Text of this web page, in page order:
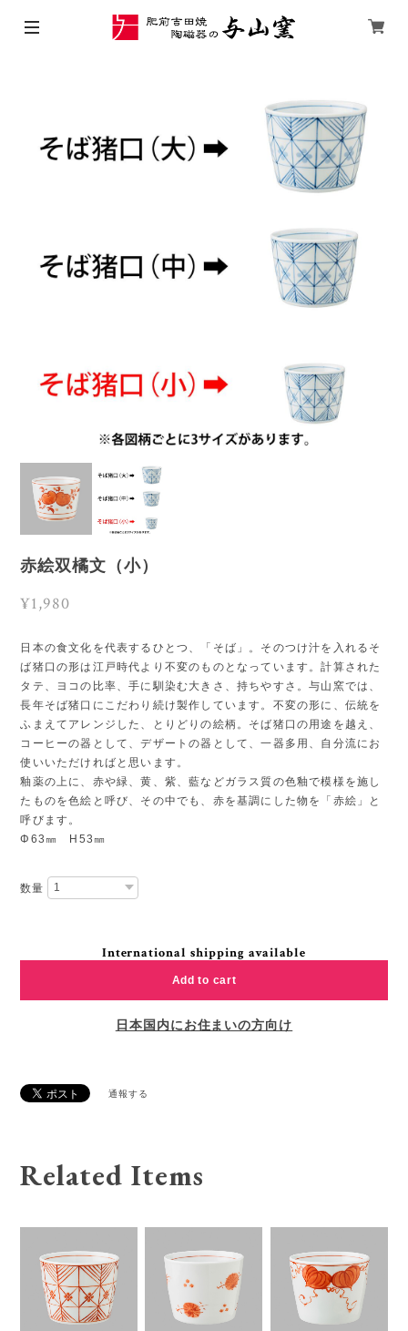
赤絵双橘文（小）
¥1,980
日本の食文化を代表するひとつ、「そば」。そのつけ汁を入れるそ
ば猪口の形は江戸時代より不変のものとなっています。計算された
タテ、ヨコの比率、手に馴染む大きさ、持ちやすさ。与山窯では、
長年そば猪口にこだわり続け製作しています。不変の形に、伝統を
ふまえてアレンジした、とりどりの絵柄。そば猪口の用途を越え、
コーヒーの器として、デザートの器として、一器多用、自分流にお
使いいただければと思います。
釉薬の上に、赤や緑、黄、紫、藍などガラス質の色釉で模様を施し
たものを色絵と呼び、その中でも、赤を基調にした物を「赤絵」と
呼びます。
Φ63㎜ H53㎜
数量
International shipping available
Add to cart
日本国内にお住まいの方向け
通報する
Related Items